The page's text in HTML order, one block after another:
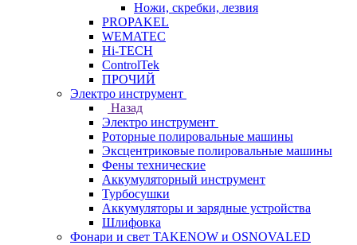
Ножи, скребки, лезвия
PROPAKEL
WEMATEC
Hi-TECH
ControlTek
ПРОЧИЙ
Электро инструмент
Назад
Электро инструмент
Роторные полировальные машины
Эксцентриковые полировальные машины
Фены технические
Аккумуляторный инструмент
Турбосушки
Аккумуляторы и зарядные устройства
Шлифовка
Фонари и свет TAKENOW и OSNOVALED